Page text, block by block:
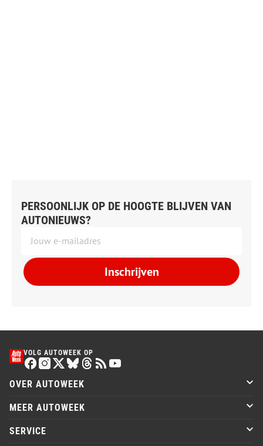
PERSOONLIJK OP DE HOOGTE BLIJVEN VAN
AUTONIEUWS?
Inschrijven
VOLG AUTOWEEK OP
OVER AUTOWEEK
MEER AUTOWEEK
SERVICE